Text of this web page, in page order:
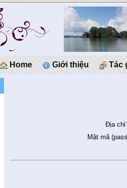
Home Giới thiệu Tác
Địa chỉ
Mật mã